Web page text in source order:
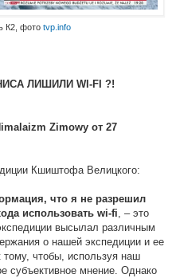
К2, фото tvp.info
ЛИШИЛИ WI-FI ?!
Zimowy от 27
Кшиштофа Велицкого:
что я не разрешил
использовать wi-fi, – это
высылал различным
о нашей экспедиции и ее
тому, чтобы, используя наш
субъективное мнение. Однако